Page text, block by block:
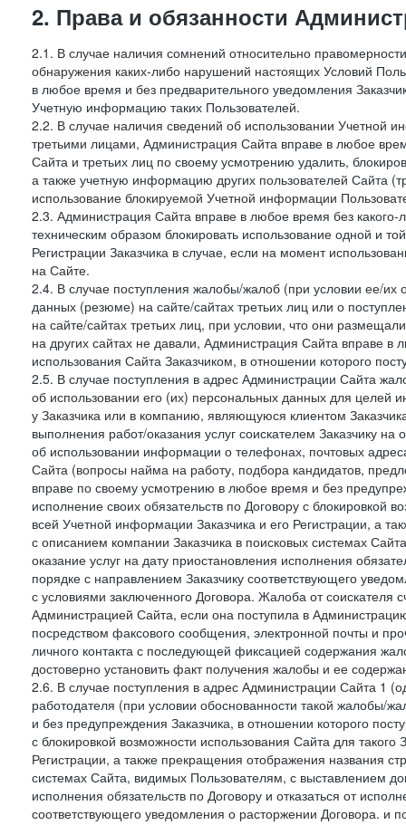
2. Права и обязанности
2.1. В случае наличия сомнений относительно
обнаружения каких-либо нарушений настоящих Условий
в любое время и без предварительного уведомления
Учетную информацию таких Пользователей.
2.2. В случае наличия сведений об использовании Учетной
третьими лицами, Администрация Сайта вправе в любое
Сайта и третьих лиц по своему усмотрению удалить,
а также учетную информацию других пользователей Сайта
использование блокируемой Учетной информации
2.3. Администрация Сайта вправе в любое время без
техническим образом блокировать использование одной и
Регистрации Заказчика в случае, если на момент
на Сайте.
2.4. В случае поступления жалобы/жалоб (при условии ее/их
данных (резюме) на сайте/сайтах третьих лиц или о
на сайте/сайтах третьих лиц, при условии, что они
на других сайтах не давали, Администрация Сайта вправе в
использования Сайта Заказчиком, в отношении которого
2.5. В случае поступления в адрес Администрации Сайта
об использовании его (их) персональных данных для целей
у Заказчика или в компанию, являющуюся клиентом
выполнения работ/оказания услуг соискателем Заказчику
об использовании информации о телефонах, почтовых
Сайта (вопросы найма на работу, подбора кандидатов,
вправе по своему усмотрению в любое время и без
исполнение своих обязательств по Договору с блокировкой
всей Учетной информации Заказчика и его Регистрации, а
с описанием компании Заказчика в поисковых системах
оказание услуг на дату приостановления исполнения
порядке с направлением Заказчику соответствующего
с условиями заключенного Договора. Жалоба от
Администрацией Сайта, если она поступила в
посредством факсового сообщения, электронной почты и
личного контакта с последующей фиксацией содержания
достоверно установить факт получения жалобы и ее
2.6. В случае поступления в адрес Администрации Сайта 1
работодателя (при условии обоснованности такой
и без предупреждения Заказчика, в отношении которого
с блокировкой возможности использования Сайта для
Регистрации, а также прекращения отображения названия
системах Сайта, видимых Пользователям, с выставлением
исполнения обязательств по Договору и отказаться от
соответствующего уведомления о расторжении Договора. и